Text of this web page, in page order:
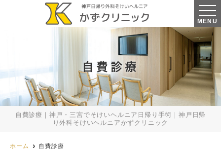
MENU
自費診療
自費診療｜神戸・三宮でそけいヘルニア日帰り手術｜神戸日帰
り外科そけいヘルニアかずクリニック
ホーム 自費診療